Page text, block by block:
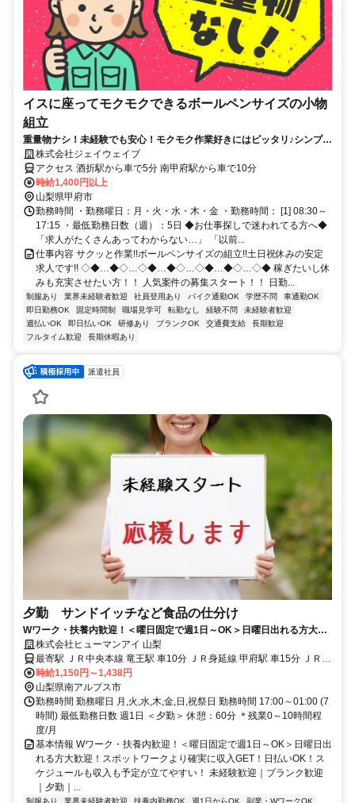
イスに座ってモクモクできるボールペンサイズの小物
組立
重量物ナシ！未経験でも安心！モクモク作業好きにはピッタリ♪シンプル
作業だから無理なく続けられる！
株式会社ジェイウェイブ
アクセス 酒折駅から車で5分 南甲府駅から車で10分
時給1,400円以上
山梨県甲府市
勤務時間 ・勤務曜日：月・火・水・木・金 ・勤務時間： [1] 08:30～
17:15 ・最低勤務日数（週）：5日 ◆お仕事探しで迷われてる方へ◆
「求人がたくさんあってわからない…」 「以前...
仕事内容 サクッと作業!!ボールペンサイズの組立!!土日祝休みの安定
求人です!! ◇◆…◆◇…◇◆…◆◇…◇◆…◆◇…◇◆ 稼ぎたいし休
みも充実させたい方！！ 人気案件の募集スタート！！ 日勤...
制服あり 業界未経験者歓迎 社員登用あり バイク通勤OK 学歴不問
車通勤OK
即日勤務OK
固定時間制 職場見学可 転勤なし 経験不問
未経験者歓迎
週払いOK
即日払いOK 研修あり ブランクOK 交通費支給
長期歓迎
フルタイム歓迎
長期休暇あり
派遣社員
夕勤 サンドイッチなど食品の仕分け
Wワーク・扶養内歓迎！＜曜日固定で週1日～OK＞日曜日出れる方大歓
迎！スポットワークより確実に収入GET！日払いOK！スケジュールも収
入も予定が立てやすい！
株式会社ヒューマンアイ 山梨
最寄駅 ＪＲ中央本線 竜王駅 車10分 ＪＲ身延線 甲府駅 車15分 ＪＲ中
央本線 韮崎駅 車15分 ＊車・バイク・自転車通勤大歓迎！ ＊駐車場完
備
時給1,150円～1,438円
山梨県南アルプス市
勤務時間 勤務曜日 月,火,水,木,金,日,祝祭日 勤務時間 17:00～01:00 (7
時間) 最低勤務日数 週1日 ＜夕勤＞ 休憩：60分 ＊残業0～10時間程
度/月
基本情報 Wワーク・扶養内歓迎！＜曜日固定で週1日～OK＞日曜日出
れる方大歓迎！スポットワークより確実に収入GET！日払いOK！ス
ケジュールも収入も予定が立てやすい！ 未経験歓迎｜ブランク歓迎
｜夕勤｜...